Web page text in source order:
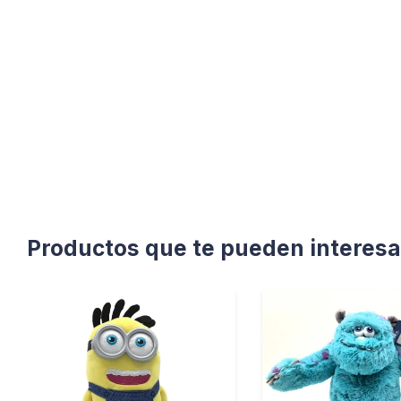
Productos que te pueden